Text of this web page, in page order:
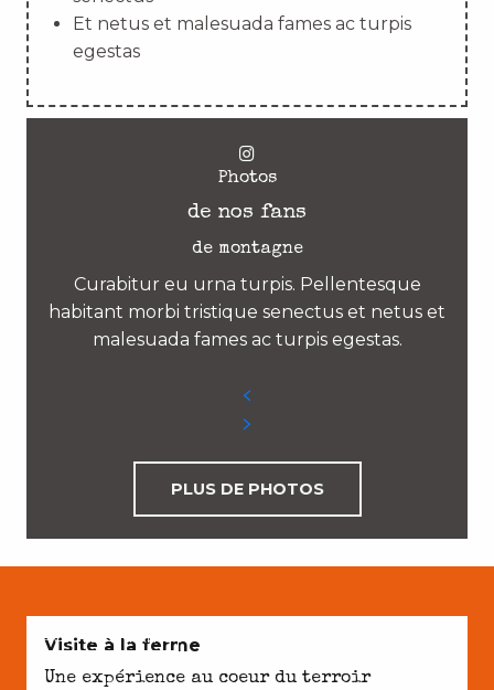
Et netus et malesuada fames ac turpis
egestas
Photos
de nos fans
de montagne
Curabitur eu urna turpis. Pellentesque
habitant morbi tristique senectus et netus et
malesuada fames ac turpis egestas.
PLUS DE PHOTOS
AVEC LES ENFANTS
Visite à la ferme
Une expérience au coeur du terroir